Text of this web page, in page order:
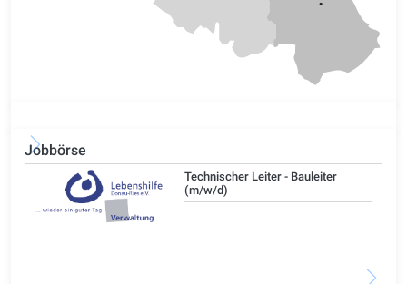
Jobbörse
Technischer Leiter - Bauleiter
(m/w/d)